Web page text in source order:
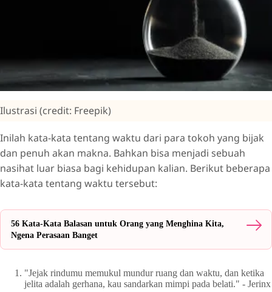
Ilustrasi (credit: Freepik)
Inilah kata-kata tentang waktu dari para tokoh yang bijak
dan penuh akan makna. Bahkan bisa menjadi sebuah
nasihat luar biasa bagi kehidupan kalian. Berikut beberapa
kata-kata tentang waktu tersebut:
56 Kata-Kata Balasan untuk Orang yang Menghina Kita,
Ngena Perasaan Banget
"Jejak rindumu memukul mundur ruang dan waktu, dan ketika
jelita adalah gerhana, kau sandarkan mimpi pada belati." - Jerinx